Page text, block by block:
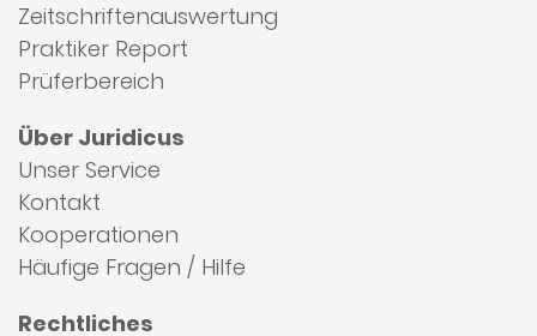
Zeitschriftenauswertung
Praktiker Report
Prüferbereich
Über Juridicus
Unser Service
Kontakt
Kooperationen
Häufige Fragen / Hilfe
Rechtliches